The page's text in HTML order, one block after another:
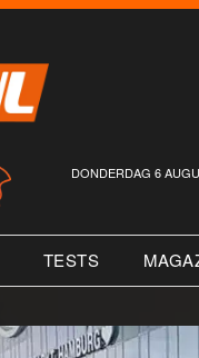
DONDERDAG 6
TESTS